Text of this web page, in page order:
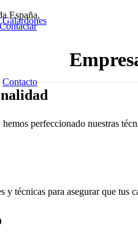
Galardones
Contacto
España,
Contactar
perfeccionado nuestras
y técnicas para asegurar que tus